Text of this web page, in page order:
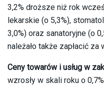
3,2% droższe niż rok
lekarskie (o 5,3%),
3,0%) oraz sanatoryjne (o
należało także zapłacić
Ceny towarów i usług w
wzrosły w skali roku o